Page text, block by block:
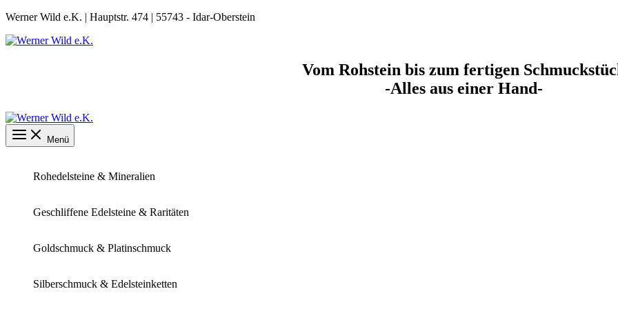
Zum
springen
Werner Wild e.K. | Hauptstr. 474 | 55743 - Idar-Oberstein
Vom Rohstein bis zum fertigen
-Alles aus einer Hand-
Menü
Rohedelsteine & Mineralien
Geschliffene Edelsteine & Raritäten
Goldschmuck & Platinschmuck
Silberschmuck & Edelsteinketten